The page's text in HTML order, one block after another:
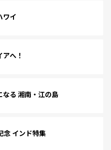
ワイ
へ！
る 湘南・江の島
念 インド特集